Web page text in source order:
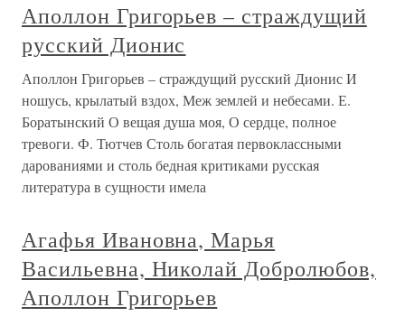
Аполлон Григорьев – страждущий
русский Дионис
Аполлон Григорьев – страждущий русский Дионис И
ношусь, крылатый вздох, Меж землей и небесами. Е.
Боратынский О вещая душа моя, О сердце, полное
тревоги. Ф. Тютчев Столь богатая первоклассными
дарованиями и столь бедная критиками русская
литература в сущности имела
Агафья Ивановна, Марья
Васильевна, Николай Добролюбов,
Аполлон Григорьев